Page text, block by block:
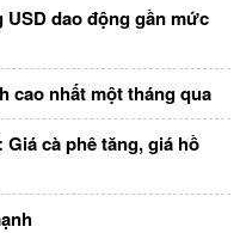
USD dao động gần mức
cao nhất một tháng qua
cà phê tăng, giá hồ